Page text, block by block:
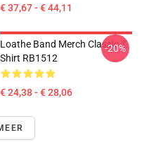
€ 37,67 - € 44,11
Loathe Band Merch Classic T
Shirt RB1512
€ 24,38 - € 28,06
-20%